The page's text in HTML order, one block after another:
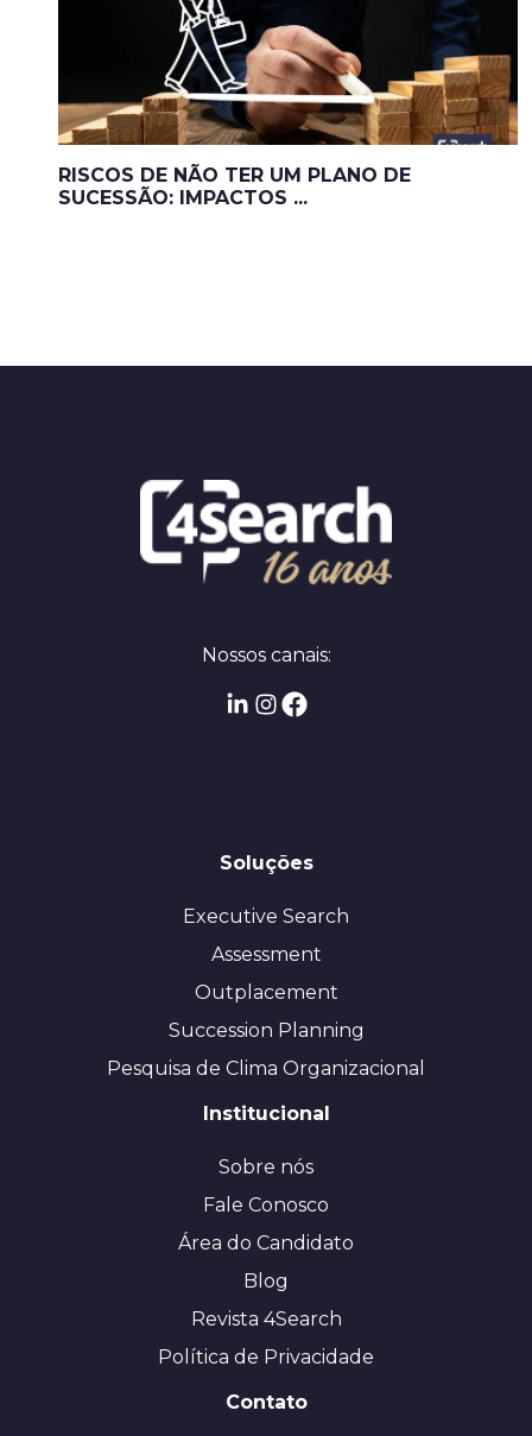
RISCOS DE NÃO TER UM PLANO DE
SUCESSÃO: IMPACTOS ...
Nossos canais:
Soluções
Executive Search
Assessment
Outplacement
Succession Planning
Pesquisa de Clima Organizacional
Institucional
Sobre nós
Fale Conosco
Área do Candidato
Blog
Revista 4Search
Política de Privacidade
Contato